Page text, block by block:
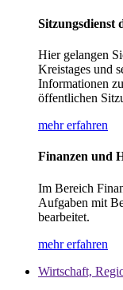
Sitzungsdienst
Hier gelangen
Kreistages und
Informationen
öffentlichen
mehr erfahren
Finanzen und
Im Bereich
Aufgaben mit
bearbeitet.
mehr erfahren
Wirtschaft,